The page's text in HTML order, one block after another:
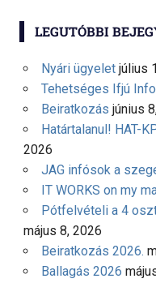
LEGUTÓBBI
Nyári ügyelet július
Tehetséges Ifjú
Beiratkozás június
Határtalanul! HAT-
2026
JAG infósok a
IT WORKS on my
Pótfelvételi a 4
május 8, 2026
Beiratkozás 2026.
Ballagás 2026